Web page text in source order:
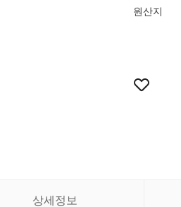
원산지
상세정보